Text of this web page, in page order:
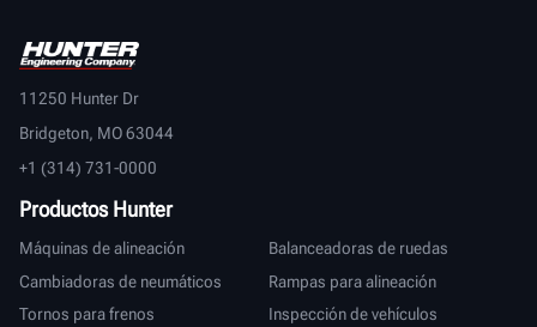
11250 Hunter Dr
Bridgeton, MO 63044
+1 (314) 731-0000
Productos Hunter
Máquinas de alineación
Balanceadoras de ruedas
Cambiadoras de neumáticos
Rampas para alineación
Tornos para frenos
Inspección de vehículos